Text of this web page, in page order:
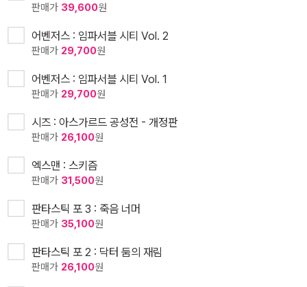
판매가 39,600원
어벤저스 : 임파서블 시티 Vol. 2
판매가 29,700원
어벤저스 : 임파서블 시티 Vol. 1
판매가 29,700원
시즈 : 아스가르드 공성전 - 개정판
판매가 26,100원
엑스맨 : 스키즘
판매가 31,500원
판타스틱 포 3 : 죽음 너머
판매가 35,100원
판타스틱 포 2 : 닥터 둠의 재림
판매가 26,100원